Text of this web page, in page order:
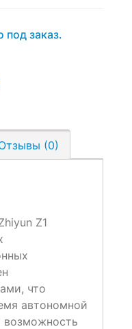
под заказ.
(0)
Z1
что
автономной
возможность